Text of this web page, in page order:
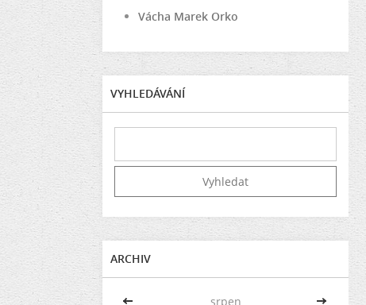
Vácha Marek Orko
VYHLEDÁVÁNÍ
ARCHIV
<< srpen >>